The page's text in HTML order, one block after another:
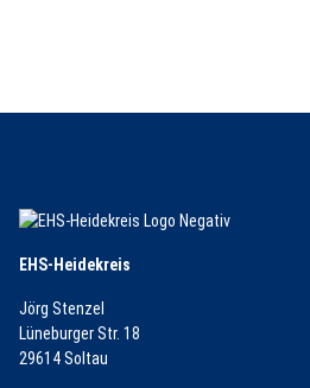
EHS-Heidekreis
Jörg Stenzel
Lüneburger Str. 18
29614 Soltau